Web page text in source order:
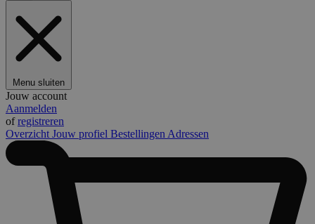
Menu sluiten
Jouw account
Aanmelden
ofregistreren
Overzicht Jouw profiel Bestellingen Adressen